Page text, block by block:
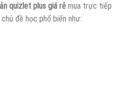
quizlet plus giá rẻ mua trực tiếp
đề học phổ biến như: